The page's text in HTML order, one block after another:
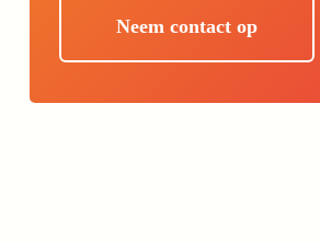
Neem contact op